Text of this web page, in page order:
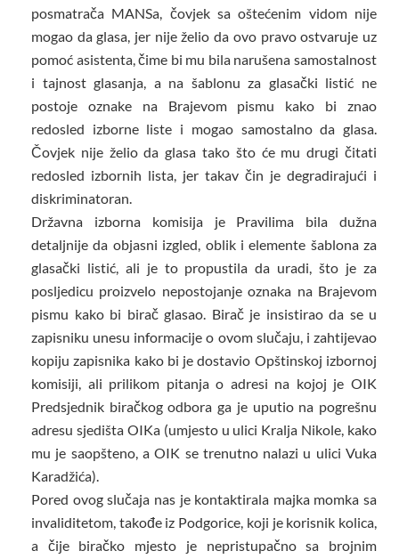
posmatrača MANSa, čovjek sa oštećenim vidom nije
mogao da glasa, jer nije želio da ovo pravo ostvaruje uz
pomoć asistenta, čime bi mu bila narušena samostalnost
i tajnost glasanja, a na šablonu za glasački listić ne
postoje oznake na Brajevom pismu kako bi znao
redosled izborne liste i mogao samostalno da glasa.
Čovjek nije želio da glasa tako što će mu drugi čitati
redosled izbornih lista, jer takav čin je degradirajući i
diskriminatoran.
Državna izborna komisija je Pravilima bila dužna
detaljnije da objasni izgled, oblik i elemente šablona za
glasački listić, ali je to propustila da uradi, što je za
posljedicu proizvelo nepostojanje oznaka na Brajevom
pismu kako bi birač glasao. Birač je insistirao da se u
zapisniku unesu informacije o ovom slučaju, i zahtijevao
kopiju zapisnika kako bi je dostavio Opštinskoj izbornoj
komisiji, ali prilikom pitanja o adresi na kojoj je OIK
Predsjednik biračkog odbora ga je uputio na pogrešnu
adresu sjedišta OIKa (umjesto u ulici Kralja Nikole, kako
mu je saopšteno, a OIK se trenutno nalazi u ulici Vuka
Karadžića).
Pored ovog slučaja nas je kontaktirala majka momka sa
invaliditetom, takođe iz Podgorice, koji je korisnik kolica,
a čije biračko mjesto je nepristupačno sa brojnim